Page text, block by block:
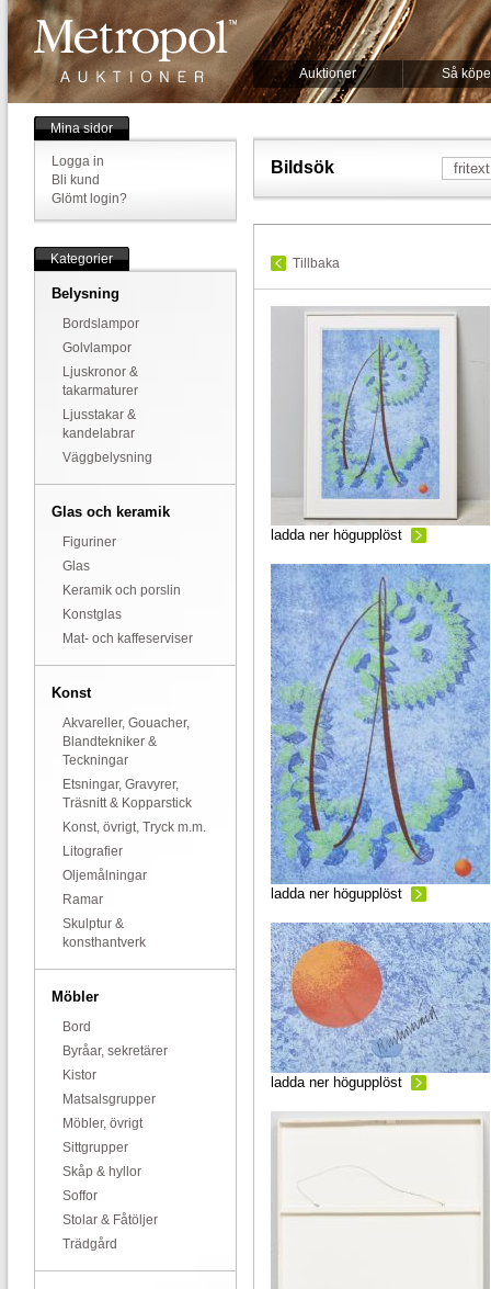
Auktioner Så
Mina sidor
Logga in
Bli kund
Glömt login?
Kategorier
Belysning
Bordslampor
Golvlampor
Ljuskronor &
takarmaturer
Ljusstakar &
kandelabrar
Väggbelysning
Glas och keramik
Figuriner
Glas
Keramik och porslin
Konstglas
Mat- och kaffeserviser
Konst
Akvareller, Gouacher,
Blandtekniker &
Teckningar
Etsningar, Gravyrer,
Träsnitt & Kopparstick
Konst, övrigt, Tryck m.m.
Litografier
Oljemålningar
Ramar
Skulptur &
konsthantverk
Möbler
Bord
Byråar, sekretärer
Kistor
Matsalsgrupper
Möbler, övrigt
Sittgrupper
Skåp & hyllor
Soffor
Stolar & Fåtöljer
Trädgård
Bildsök
Tillbaka
ladda ner högupplöst
ladda ner högupplöst
ladda ner högupplöst